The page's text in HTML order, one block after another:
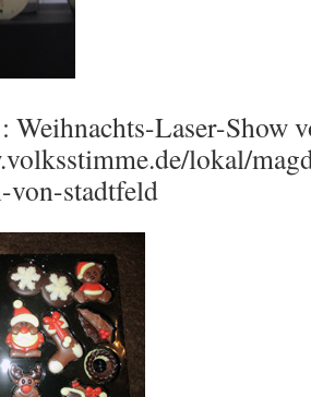
Weihnachts-Laser-Show
lokal/
von-stadtfeld